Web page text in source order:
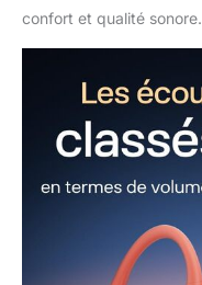
confort et qualité sonore.